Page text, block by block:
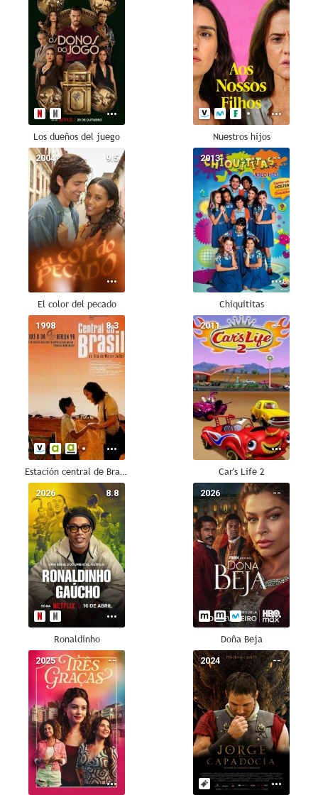
Los dueños del juego Nuestros hijos
9.5
2004
El color del pecado
--
2013
Chiquititas
8.3
1998
Estación central de Brasil
--
2011
Car's Life 2
8.8
2026
Ronaldinho
--
2026
Doña Beja
--
2025 --
2024